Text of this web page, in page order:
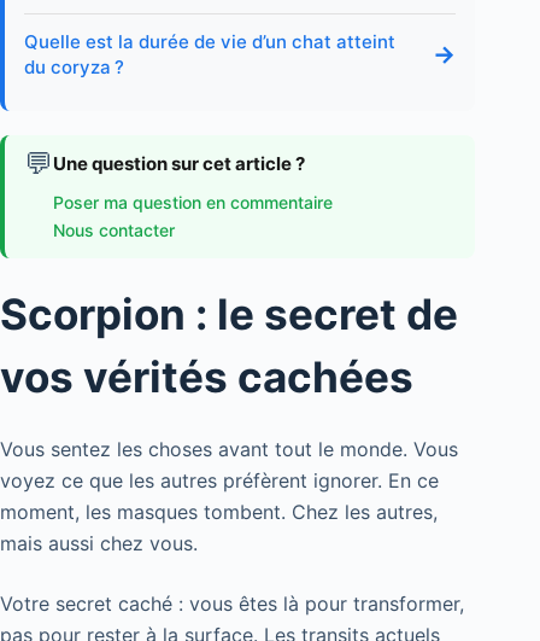
Quelle est la durée de vie d’un chat atteint
du coryza ?
→
💬 Une question sur cet article ?
Poser ma question en commentaire
Nous contacter
Scorpion : le secret de
vos vérités cachées
Vous sentez les choses avant tout le monde. Vous
voyez ce que les autres préfèrent ignorer. En ce
moment, les masques tombent. Chez les autres,
mais aussi chez vous.
Votre secret caché : vous êtes là pour transformer,
pas pour rester à la surface. Les transits actuels